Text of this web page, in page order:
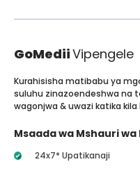
GoMediiVipengele
Kurahisisha matibabu ya
suluhu zinazoendeshwa na
wagonjwa & uwazi katika
Msaada wa Mshauri
24x7* Upatikanaji